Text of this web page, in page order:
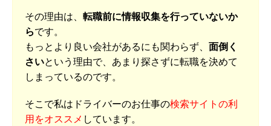
その理由は、 転職前に情報収集を行っていないか
らです。
もっとより良い会社があるにも関わらず、 面倒く
さいという理由で、あまり探さずに転職を決めて
しまっているのです。
そこで私はドライバーのお仕事の検索サイトの利
用をオススメ しています。